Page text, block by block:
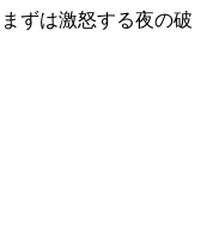
ずは激怒する夜の破